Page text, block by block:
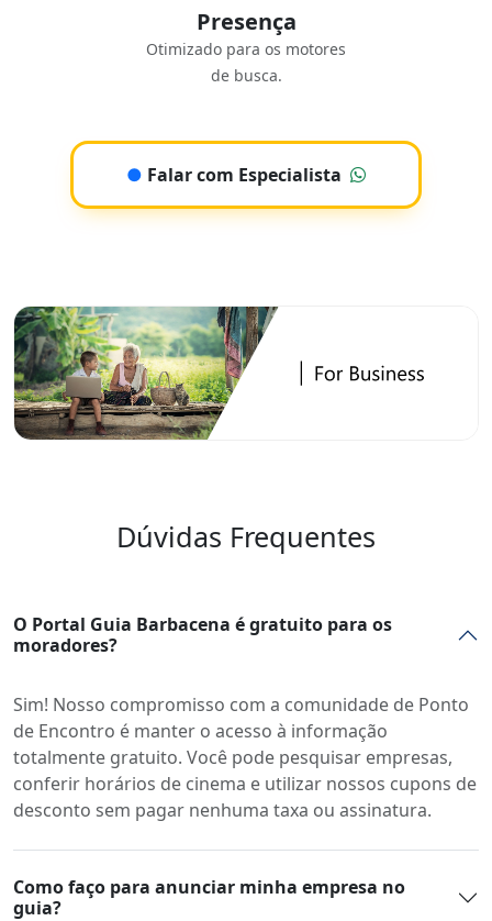
Presença
Otimizado para os motores
de busca.
● Falar com Especialista
Dúvidas Frequentes
O Portal Guia Barbacena é gratuito para os
moradores?
Sim! Nosso compromisso com a comunidade de Ponto
de Encontro é manter o acesso à informação
totalmente gratuito. Você pode pesquisar empresas,
conferir horários de cinema e utilizar nossos cupons de
desconto sem pagar nenhuma taxa ou assinatura.
Como faço para anunciar minha empresa no
guia?